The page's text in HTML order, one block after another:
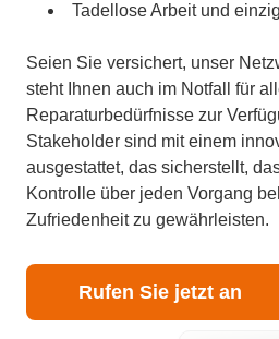
Tadellose Arbeit und
Seien Sie versichert, unser
steht Ihnen auch im Notfall für
Reparaturbedürfnisse zur
Stakeholder sind mit einem
ausgestattet, das sicherstellt,
Kontrolle über jeden Vorgang
Zufriedenheit zu gewährleisten.
Rufen Sie jetzt an